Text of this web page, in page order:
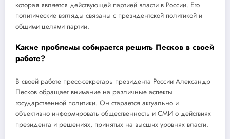
которая является действующей партией власти в России. Его
политические взгляды связаны с президентской политикой и
общими целями партии.
Какие проблемы собирается решить Песков в своей
работе?
В своей работе пресс-секретарь президента России Александр
Песков обращает внимание на различные аспекты
государственной политики. Он старается актуально и
объективно информировать общественность и СМИ о действиях
президента и решениях, принятых на высших уровнях власти.